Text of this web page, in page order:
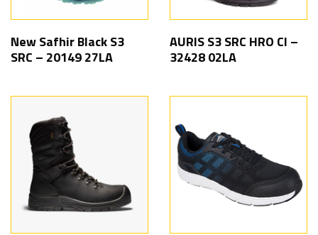
New Safhir Black S3
SRC – 20149 27LA
AURIS S3 SRC HRO CI –
32428 02LA